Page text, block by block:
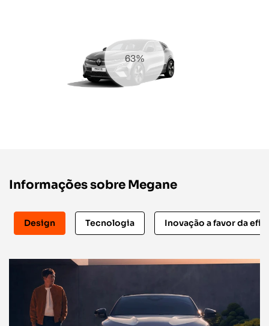
75%
Informações sobre Megane
Design Tecnologia Inovação a favor da